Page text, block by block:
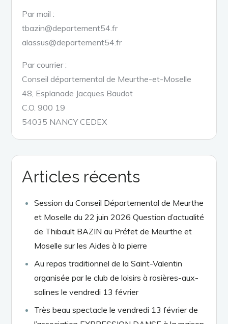
Par mail :
tbazin@departement54.fr
alassus@departement54.fr
Par courrier :
Conseil départemental de Meurthe-et-Moselle
48, Esplanade Jacques Baudot
C.O. 900 19
54035 NANCY CEDEX
Articles récents
Session du Conseil Départemental de Meurthe
et Moselle du 22 juin 2026 Question d’actualité
de Thibault BAZIN au Préfet de Meurthe et
Moselle sur les Aides à la pierre
Au repas traditionnel de la Saint-Valentin
organisée par le club de loisirs à rosières-aux-
salines le vendredi 13 février
Très beau spectacle le vendredi 13 février de